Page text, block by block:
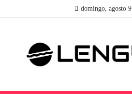
domingo, agosto 9